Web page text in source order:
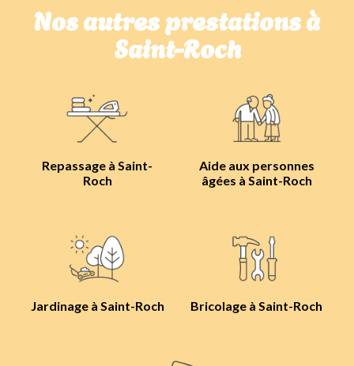
Nos autres prestations à
Saint-Roch
Repassage à Saint-
Roch
Aide aux personnes
âgées à Saint-Roch
Jardinage à Saint-Roch Bricolage à Saint-Roch